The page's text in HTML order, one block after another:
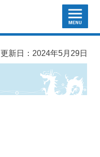
MENU
更新日：2024年5月29日